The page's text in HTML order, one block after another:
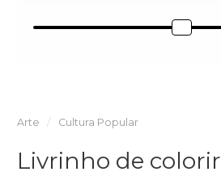
Arte Cultura Popular
Livrinho de colorir